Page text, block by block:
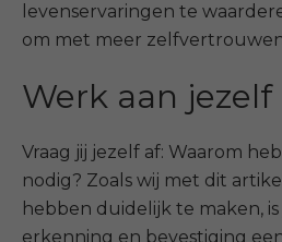
levenservaringen te
om met meer
Werk aan jezelf
Vraag jij jezelf af: Waarom
nodig? Zoals wij met dit
hebben duidelijk te maken,
erkenning en bevestiging